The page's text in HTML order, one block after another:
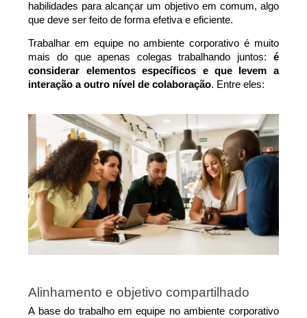
habilidades para alcançar um objetivo em comum, algo
que deve ser feito de forma efetiva e eficiente.
Trabalhar em equipe no ambiente corporativo é muito
mais do que apenas colegas trabalhando juntos: é
considerar elementos específicos e que levem a
interação a outro nível de colaboração. Entre eles:
Alinhamento e objetivo compartilhado
A base do trabalho em equipe no ambiente corporativo